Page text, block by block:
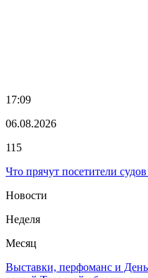
17:09
06.08.2026
115
Что прячут посетители
Новости
Неделя
Месяц
Выставки, перфоманс и